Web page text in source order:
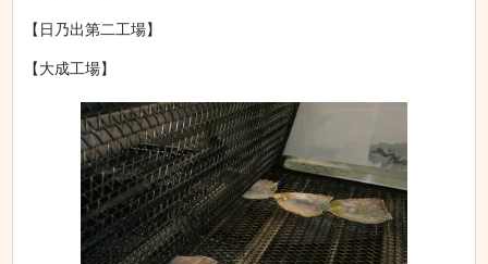
【日乃出第二工場】
【大成工場】